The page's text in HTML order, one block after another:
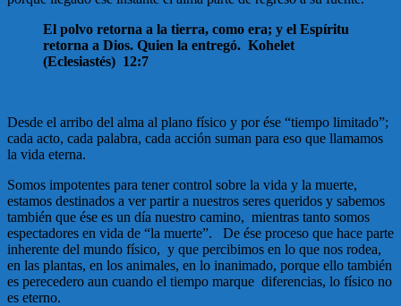
El polvo retorna a la tierra, como era; y el Espíritu
retorna a Dios. Quien la entregó. Kohelet
(Eclesiastés) 12:7
Desde el arribo del alma al plano físico y por ése “tiempo limitado”;
cada acto, cada palabra, cada acción suman para eso que llamamos
la vida eterna.
Somos impotentes para tener control sobre la vida y la muerte,
estamos destinados a ver partir a nuestros seres queridos y sabemos
también que ése es un día nuestro camino, mientras tanto somos
espectadores en vida de “la muerte”. De ése proceso que hace parte
inherente del mundo físico, y que percibimos en lo que nos rodea,
en las plantas, en los animales, en lo inanimado, porque ello también
es perecedero aun cuando el tiempo marque diferencias, lo físico no
es eterno.